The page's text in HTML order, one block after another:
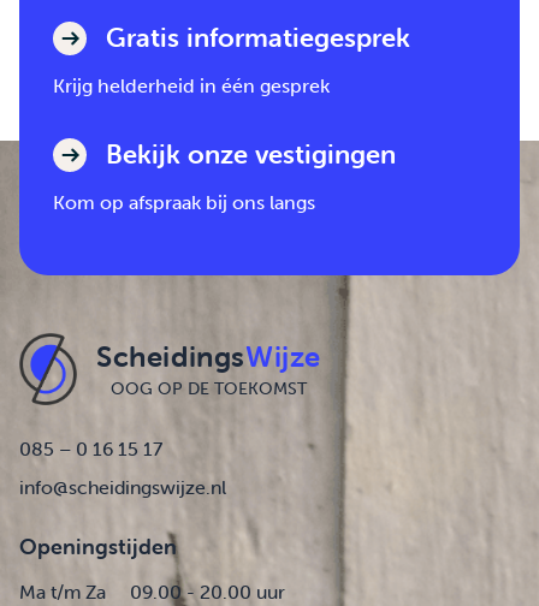
Gratis informatiegesprek
Krijg helderheid in één gesprek
Bekijk onze vestigingen
Kom op afspraak bij ons langs
ScheidingsWijze
OOG OP DE TOEKOMST
085 – 0 16 15 17
info@scheidingswijze.nl
Openingstijden
Ma t/m Za 09.00 - 20.00 uur